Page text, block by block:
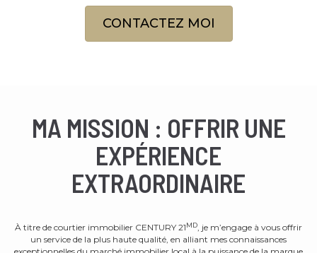
CONTACTEZ MOI
MA MISSION : OFFRIR UNE
EXPÉRIENCE
EXTRAORDINAIRE
À titre de courtier immobilier CENTURY 21MD, je m’engage à vous offrir
un service de la plus haute qualité, en alliant mes connaissances